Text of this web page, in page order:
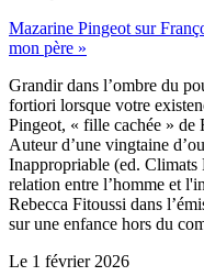
Mazarine Pingeot sur
mon père »
Grandir dans l’ombre du
fortiori lorsque votre
Pingeot, « fille cachée » de
Auteur d’une vingtaine
Inappropriable (ed. Climats
relation entre l’homme et
Rebecca Fitoussi dans
sur une enfance hors du
Le 1 février 2026